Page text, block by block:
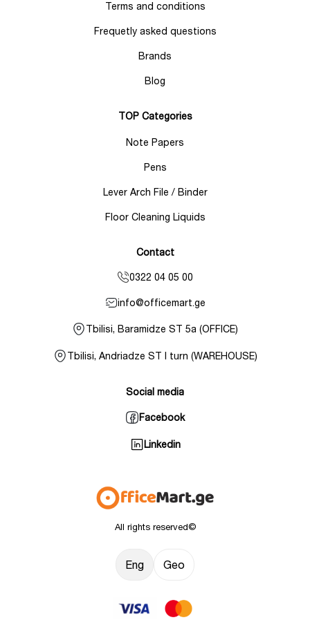
All rights reserved©
Eng Geo
Terms and conditions
Frequetly asked questions
Brands
Blog
TOP Categories
Note Papers
Pens
Lever Arch File / Binder
Floor Cleaning Liquids
Contact
0322 04 05 00
info@officemart.ge
Tbilisi, Baramidze ST 5a (OFFICE)
Tbilisi, Andriadze ST I turn (WAREHOUSE)
Social media
Facebook
Linkedin